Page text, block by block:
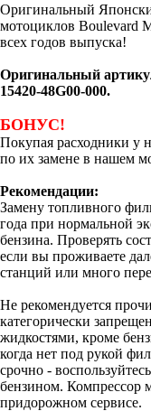
Оригинальный
мотоциклов Boulevard
всех годов выпуска!
Оригинальный
15420-48G00-000.
БОНУС!
Покупая расходники у
по их замене в нашем
Рекомендации:
Замену топливного
года при нормальной
бензина. Проверять
если вы проживаете
станций или много
Не рекомендуется
категорически
жидкостями, кроме
когда нет под рукой
срочно -
бензином. Компрессор
придорожном сервисе.